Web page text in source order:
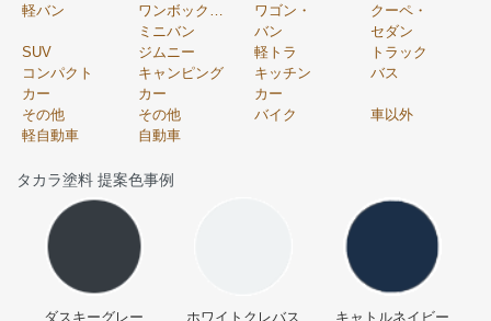
軽バン
ワンボックス・
ミニバン
ワゴン・
バン
クーペ・
セダン
SUV
ジムニー 軽トラ
トラック
コンパクト
カー
キャンピング
カー
キッチン
カー
バス
その他
軽自動車
その他
自動車
バイク 車以外
タカラ塗料 提案色事例
ダスキーグレー ホワイトクレバス キャトルネイビー